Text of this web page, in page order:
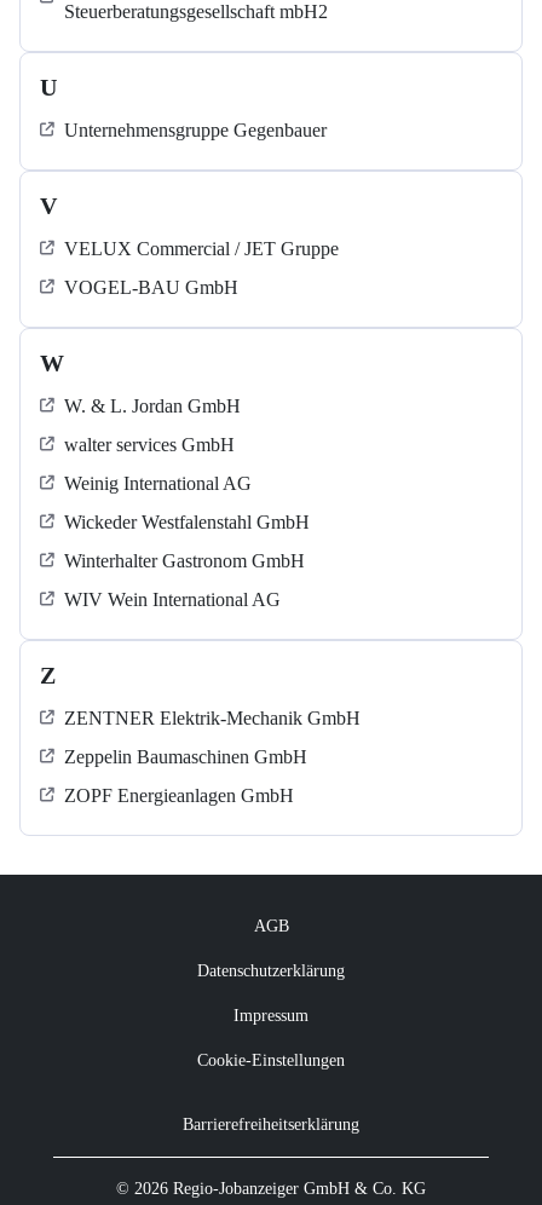
Steuerberatungsgesellschaft mbH2
U
Unternehmensgruppe Gegenbauer
V
VELUX Commercial / JET Gruppe
VOGEL-BAU GmbH
W
W. & L. Jordan GmbH
walter services GmbH
Weinig International AG
Wickeder Westfalenstahl GmbH
Winterhalter Gastronom GmbH
WIV Wein International AG
Z
ZENTNER Elektrik-Mechanik GmbH
Zeppelin Baumaschinen GmbH
ZOPF Energieanlagen GmbH
AGB
Datenschutzerklärung
Impressum
Cookie-Einstellungen
Barrierefreiheitserklärung
© 2026 Regio-Jobanzeiger GmbH & Co. KG